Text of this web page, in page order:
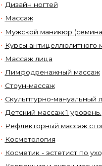
Дизайн ногтей
Массаж
Мужской маникюр
Курсы антицеллюлитного
Массаж лица
Лимфодренажный массаж
Стоун-массаж
Скульптурно-мануальный
Детский массаж 1 уровень.
Рефлекторный массаж
Косметология
Косметик - эстетист по